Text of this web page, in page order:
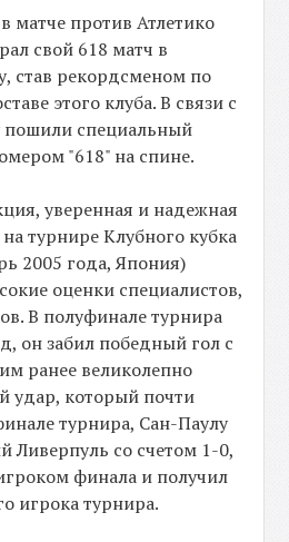
матче против Атлетико
свой 618 матч в
став рекордсменом по
этого клуба. В связи с
специальный
"618" на спине.
уверенная и надежная
турнире Клубного кубка
2005 года, Япония)
оценки специалистов,
В полуфинале турнира
он забил победный гол с
ранее великолепно
удар, который почти
турнира, Сан-Паулу
Ливерпуль со счетом 1-0,
финала и получил
игрока турнира.